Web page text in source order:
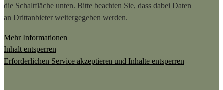
die Schaltfläche unten. Bitte beachten Sie, dass dabei Daten
an Drittanbieter weitergegeben werden.
Mehr Informationen
Inhalt entsperren
Erforderlichen Service akzeptieren und Inhalte entsperren